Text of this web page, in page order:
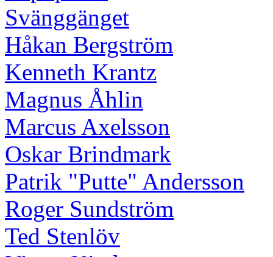
Svänggänget
Håkan Bergström
Kenneth Krantz
Magnus Åhlin
Marcus Axelsson
Oskar Brindmark
Patrik "Putte" Andersson
Roger Sundström
Ted Stenlöv